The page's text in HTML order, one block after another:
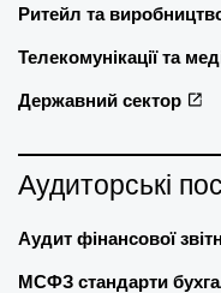
Ритейл та
Телекомунікації та
Державний сектор
Аудиторські
Аудит фінансової
МСФЗ стандарти